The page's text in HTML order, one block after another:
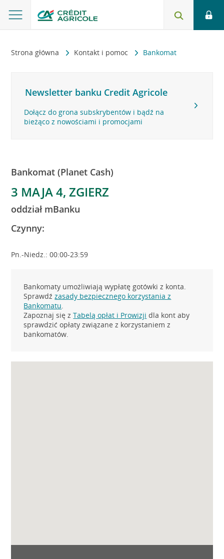
Strona główna Kontakt i pomoc Bankomat
Newsletter banku Credit Agricole
Dołącz do grona subskrybentów i bądź na
bieżąco z nowościami i promocjami
Bankomat (Planet Cash)
3 MAJA 4, ZGIERZ
oddział mBanku
Czynny:
Pn.-Niedz.: 00:00-23:59
Bankomaty umożliwiają wypłatę gotówki z konta.
Sprawdźzasady bezpiecznego korzystania z
Bankomatu.
Zapoznaj się zTabelą opłat i Prowizji dla kont aby
sprawdzić opłaty związane z korzystaniem z
bankomatów.